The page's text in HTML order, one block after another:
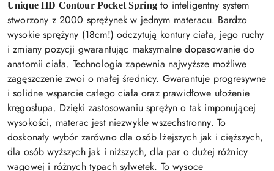
Unique HD Contour Pocket Springto inteligentny system
stworzony z 2000 sprężynek w jednym materacu. Bardzo
wysokie sprężyny (18cm!) odczytują kontury ciała, jego ruchy
i zmiany pozycji gwarantując maksymalne dopasowanie do
anatomii ciała. Technologia zapewnia najwyższe możliwe
zagęszczenie zwoi o małej średnicy. Gwarantuje progresywne
i solidne wsparcie całego ciała oraz prawidłowe ułożenie
kręgosłupa. Dzięki zastosowaniu sprężyn o tak imponującej
wysokości, materac jest niezwykle wszechstronny. To
doskonały wybór zarówno dla osób lżejszych jak i cięższych,
dla osób wyższych jak i niższych, dla par o dużej różnicy
wagowej i różnych typach sylwetek. To wysoce